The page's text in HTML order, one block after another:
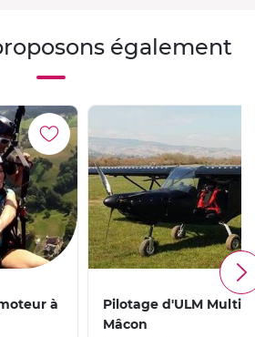
également
à
Pilotage d'ULM
Mâcon